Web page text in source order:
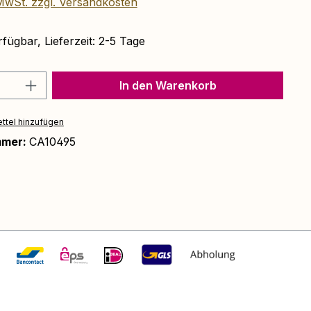
Lieferzeit: 2-5 Tage
Anzahl: Gib den gewünschten Wert
In den Warenkorb
hinzufügen
CA10495